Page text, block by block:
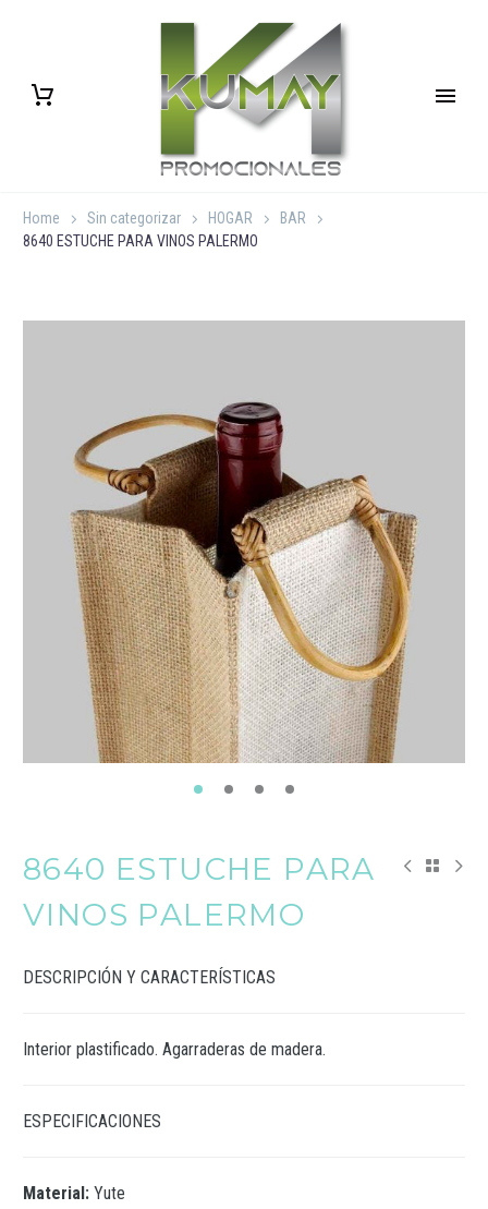
Home Sin categorizar HOGAR
BAR
8640 ESTUCHE PARA VINOS PALERMO
8640 ESTUCHE PARA
VINOS PALERMO
DESCRIPCIÓN Y CARACTERÍSTICAS
Interior plastificado. Agarraderas de madera.
ESPECIFICACIONES
Material: Yute